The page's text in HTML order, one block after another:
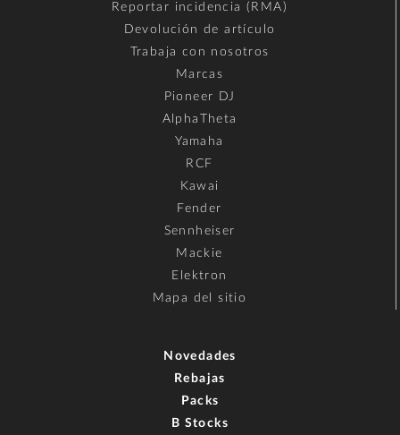
Reportar incidencia (RMA)
Devolución de artículo
Trabaja con nosotros
Marcas
Pioneer DJ
AlphaTheta
Yamaha
RCF
Kawai
Fender
Sennheiser
Mackie
Elektron
Mapa del sitio
Novedades
Rebajas
Packs
B Stocks